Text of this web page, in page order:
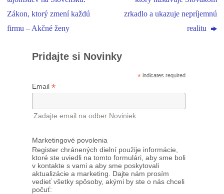
Zákon, ktorý zmení každú
firmu – Akčné ženy
zrkadlo a ukazuje nepríjemnú
realitu
Pridajte si Novinky
* indicates required
Email *
Zadajte email na odber Noviniek.
Marketingové povolenia
Register chránených dielní použije informácie,
ktoré ste uviedli na tomto formulári, aby sme boli
v kontakte s vami a aby sme poskytovali
aktualizácie a marketing. Dajte nám prosím
vedieť všetky spôsoby, akými by ste o nás chceli
počuť: